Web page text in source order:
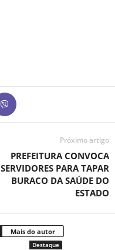
Próximo artigo
PREFEITURA CONVOCA
SERVIDORES PARA TAPAR
BURACO DA SAÚDE DO
ESTADO
Mais do autor
Destaque